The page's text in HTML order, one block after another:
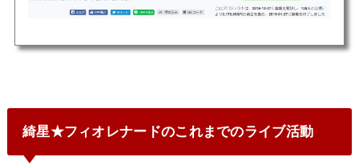
綺星★フィオレナードのこれまでのライブ活動